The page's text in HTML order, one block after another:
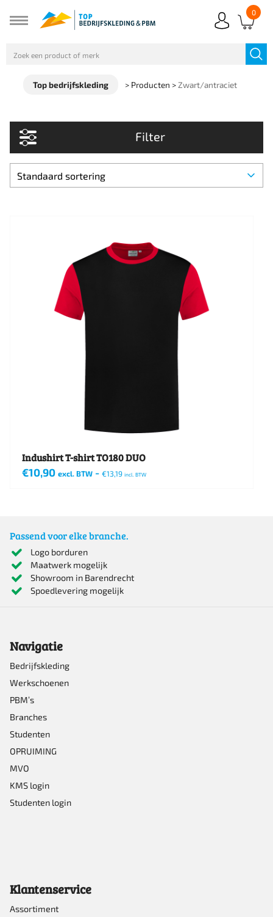
0
Top bedrijfskleding > Producten >Zwart/antraciet
Filter
Indushirt T-shirt TO180 DUO
€10,90 excl. BTW - €13,19 incl. BTW
meerdere
variaties.
Deze
gekozen
worden
op
de
productpagina
Passend voor elke branche.
Logo borduren
Maatwerk mogelijk
Showroom in Barendrecht
Spoedlevering mogelijk
Navigatie
Bedrijfskleding
Werkschoenen
PBM’s
Branches
Studenten
OPRUIMING
MVO
KMS login
Studenten login
Klantenservice
Assortiment